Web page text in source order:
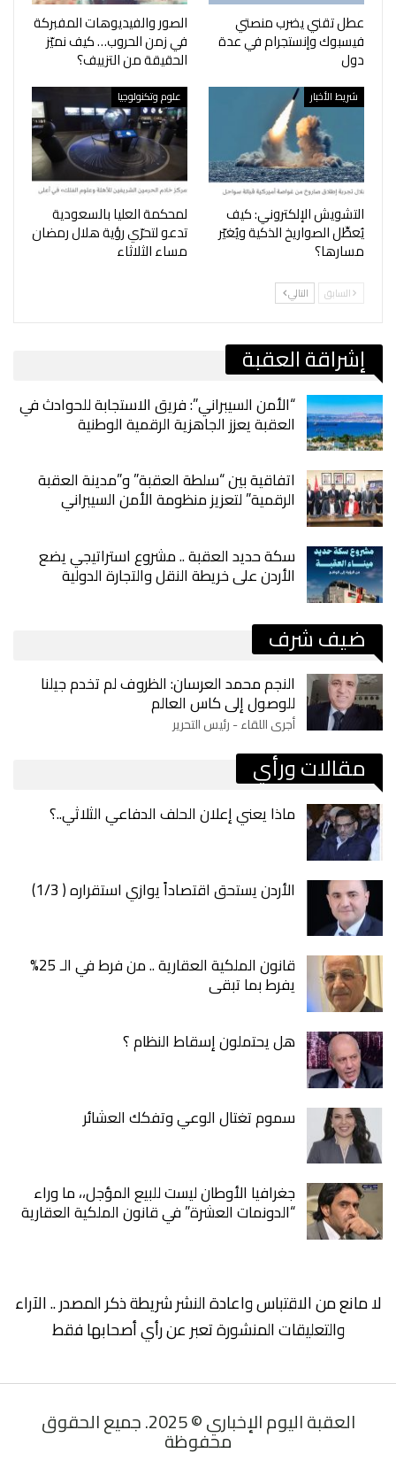
عطل تقني يضرب منصتي
فيسبوك وإنستجرام في عدة
دول
‎الصور والفيديوهات المفبركة
في زمن الحروب… كيف نميّز
الحقيقة من التزييف؟
شريط الأخبار
التشويش الإلكتروني: كيف
يُعطِّل الصواريخ الذكية ويُغيّر
مسارها؟
علوم وتكنولوجيا
‎لمحكمة العليا بالسعودية
تدعو لتحرّي رؤية هلال رمضان
مساء الثلاثاء
السابق التالي
إشراقة العقبة
“الأمن السيبراني”: فريق الاستجابة للحوادث في
العقبة يعزز الجاهزية الرقمية الوطنية
اتفاقية بين “سلطة العقبة” و”مدينة العقبة
الرقمية” لتعزيز منظومة الأمن السيبراني
سكة حديد العقبة .. مشروع استراتيجي يضع
الأردن على خريطة النقل والتجارة الدولية
ضيف شرف
النجم محمد العرسان: الظروف لم تخدم جيلنا
للوصول إلى كاس العالم
أجرى اللقاء - رئيس التحرير
مقالات ورأي
ماذا يعني إعلان الحلف الدفاعي الثلاثي..؟
الأردن يستحق اقتصاداً يوازي استقراره ( 1/3)
قانون الملكية العقارية .. من فرط في الـ 25%
يفرط بما تبقى
هل يحتملون إسقاط النظام ؟
سموم تغتال الوعي وتفكك العشائر
جغرافيا الأوطان ليست للبيع المؤجل،، ما وراء
“الدونمات العشرة” في قانون الملكية العقارية
لا مانع من الاقتباس واعادة النشر شريطة ذكر المصدر .. الآراء
والتعليقات المنشورة تعبر عن رأي أصحابها فقط
العقبة اليوم الإخباري © 2025. جميع الحقوق
محفوظة